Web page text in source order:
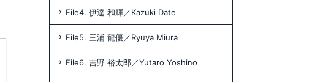
File4. 伊達 和輝／Kazuki Date
File5. 三浦 龍優／Ryuya Miura
File6. 吉野 裕太郎／Yutaro Yoshino